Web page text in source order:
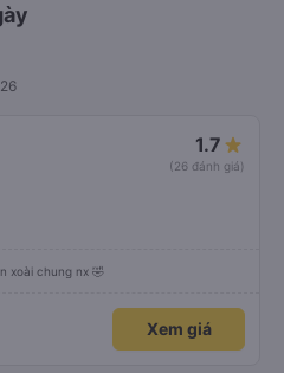
1.7
(26 đánh giá)
xoài chung nx 🤣
Xem giá